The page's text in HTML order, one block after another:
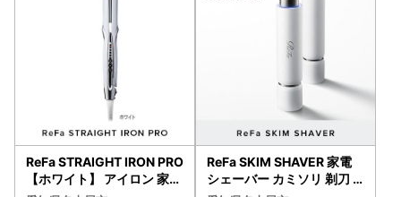
ReFa STRAIGHT IRON PRO
【ホワイト】 アイロン 家電
ReFa SKIM SHAVER 家電
シェーバー カミソリ 剃刀